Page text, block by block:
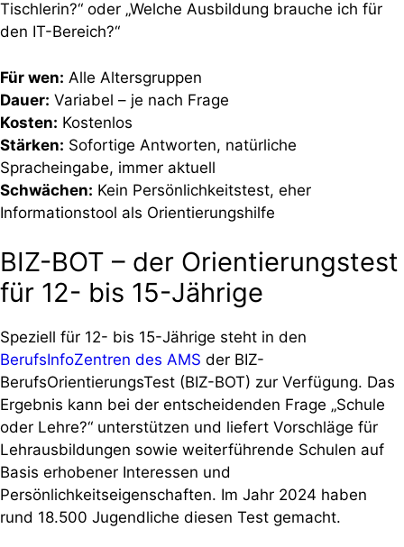
Tischlerin?“ oder „Welche Ausbildung brauche ich für
den IT-Bereich?“
Für wen: Alle Altersgruppen
Dauer: Variabel – je nach Frage
Kosten: Kostenlos
Stärken: Sofortige Antworten, natürliche
Spracheingabe, immer aktuell
Schwächen: Kein Persönlichkeitstest, eher
Informationstool als Orientierungshilfe
BIZ-BOT – der Orientierungstest
für 12- bis 15-Jährige
Speziell für 12- bis 15-Jährige steht in den
BerufsInfoZentren des AMS der BIZ-
BerufsOrientierungsTest (BIZ-BOT) zur Verfügung. Das
Ergebnis kann bei der entscheidenden Frage „Schule
oder Lehre?“ unterstützen und liefert Vorschläge für
Lehrausbildungen sowie weiterführende Schulen auf
Basis erhobener Interessen und
Persönlichkeitseigenschaften. Im Jahr 2024 haben
rund 18.500 Jugendliche diesen Test gemacht.